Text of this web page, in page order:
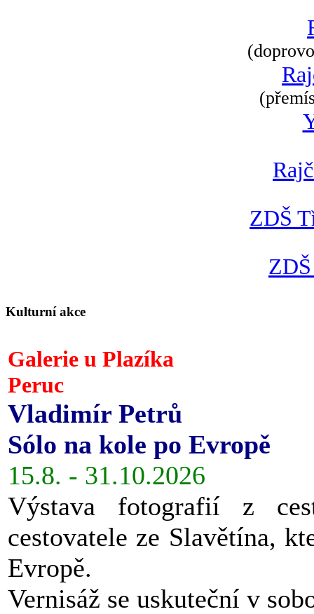
ZDŠ
Kulturní akce
Galerie u Plazíka
Peruc
Vladimír Petrů
Sólo na kole po Evropě
15.8. - 31.10.2026
Výstava fotografií z
cestovatele ze Slavětína,
Evropě.
Vernisáž se uskuteční v